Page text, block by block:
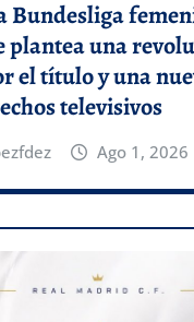
Bundesliga
plantea una
el título y una
televisivos
Ago 1, 2026